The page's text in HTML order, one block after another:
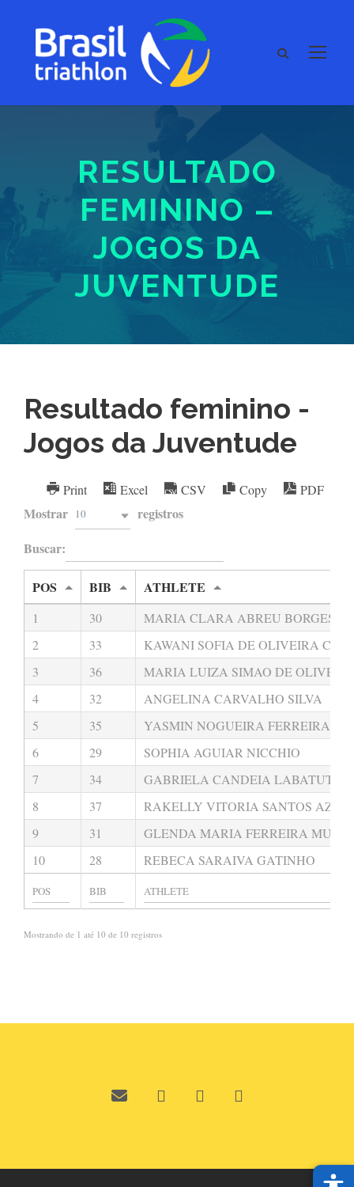
RESULTADO
FEMININO –
JOGOS DA
JUVENTUDE
Resultado feminino -
Jogos da Juventude
Print Excel CSV Copy PDF
Mostrar 10
registros
Buscar:
POS BIB ATHLETE
1 30
MARIA CLARA ABREU BORGES
2
33
KAWANI SOFIA DE OLIVEIRA
3
36
MARIA LUIZA SIMAO DE
4
32
ANGELINA CARVALHO SILVA
5
35
YASMIN NOGUEIRA FERREIRA
6
29
SOPHIA AGUIAR NICCHIO
7
34
GABRIELA CANDEIA LABATUT
8
37
RAKELLY VITORIA SANTOS
9
31
GLENDA MARIA FERREIRA MUNIZ
10
28 REBECA SARAIVA GATINHO
Mostrando de 1 até 10 de 10 registros